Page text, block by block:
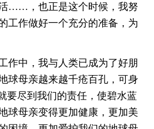
……，也正是这个时候，我努
工作做好一个充分的准备，为
作中，我与人类已成为了好朋
球母亲越来越千疮百孔，可身
要尽到我们的责任，使碧水蓝
球母亲变得更加健康，更加美